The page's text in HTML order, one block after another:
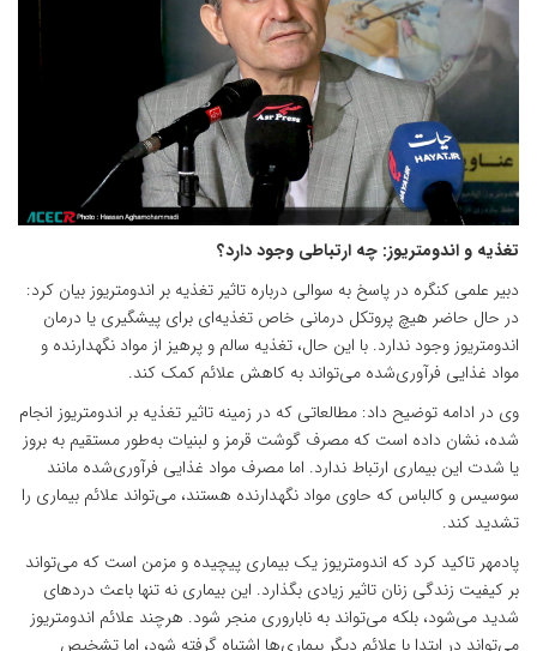
تغذیه و اندومتریوز: چه ارتباطی وجود دارد؟
دبیر علمی کنگره در پاسخ به سوالی درباره تاثیر تغذیه بر اندومتریوز بیان کرد:
در حال حاضر هیچ پروتکل درمانی خاص تغذیه‌ای برای پیشگیری یا درمان
اندومتریوز وجود ندارد. با این حال، تغذیه سالم و پرهیز از مواد نگهدارنده و
مواد غذایی فرآوری‌شده می‌تواند به کاهش علائم کمک کند.
وی در ادامه توضیح داد: مطالعاتی که در زمینه تاثیر تغذیه بر اندومتریوز انجام
شده، نشان داده است که مصرف گوشت قرمز و لبنیات به‌طور مستقیم به بروز
یا شدت این بیماری ارتباط ندارد. اما مصرف مواد غذایی فرآوری‌شده مانند
سوسیس و کالباس که حاوی مواد نگهدارنده هستند، می‌تواند علائم بیماری را
تشدید کند.
پادمهر تاکید کرد که اندومتریوز یک بیماری پیچیده و مزمن است که می‌تواند
بر کیفیت زندگی زنان تاثیر زیادی بگذارد. این بیماری نه تنها باعث دردهای
شدید می‌شود، بلکه می‌تواند به ناباروری منجر شود. هرچند علائم اندومتریوز
می‌تواند در ابتدا با علائم دیگر بیماری‌ها اشتباه گرفته شود، اما تشخیص